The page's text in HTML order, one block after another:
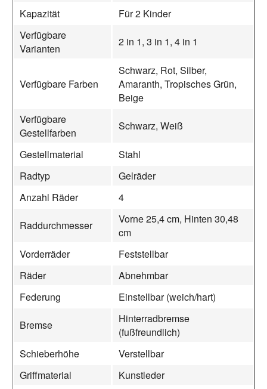
Kapazität
Für 2 Kinder
Verfügbare
Varianten
2 in 1, 3 in 1, 4 in 1
Verfügbare Farben
Schwarz, Rot, Silber,
Amaranth, Tropisches Grün,
Beige
Verfügbare
Gestellfarben
Schwarz, Weiß
Gestellmaterial
Stahl
Radtyp
Gelräder
Anzahl Räder
4
Raddurchmesser
Vorne 25,4 cm, Hinten 30,48
cm
Vorderräder
Feststellbar
Räder
Abnehmbar
Federung
Einstellbar (weich/hart)
Bremse
Hinterradbremse
(fußfreundlich)
Schieberhöhe
Verstellbar
Griffmaterial
Kunstleder